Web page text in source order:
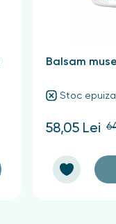
Balsam
Stoc
58,05 Lei